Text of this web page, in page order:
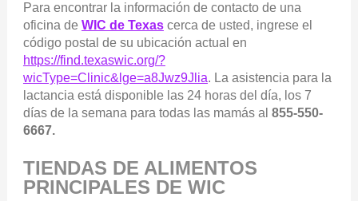
Para encontrar la información de contacto de una
oficina de WIC de Texascerca de usted, ingrese el
código postal de su ubicación actual en
https://find.texaswic.org/?
wicType=Clinic&lge=a8Jwz9Jlia. La asistencia para la
lactancia está disponible las 24 horas del día, los 7
días de la semana para todas las mamás al 855-550-
6667.
TIENDAS DE ALIMENTOS
PRINCIPALES DE WIC